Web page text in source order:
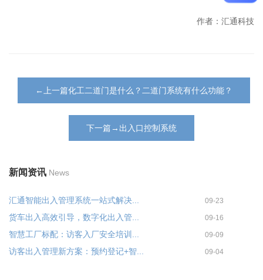
作者：汇通科技
←上一篇化工二道门是什么？二道门系统有什么功能？
下一篇→出入口控制系统
新闻资讯 News
汇通智能出入管理系统一站式解决... 09-23
货车出入高效引导，数字化出入管... 09-16
智慧工厂标配：访客入厂安全培训... 09-09
访客出入管理新方案：预约登记+智... 09-04